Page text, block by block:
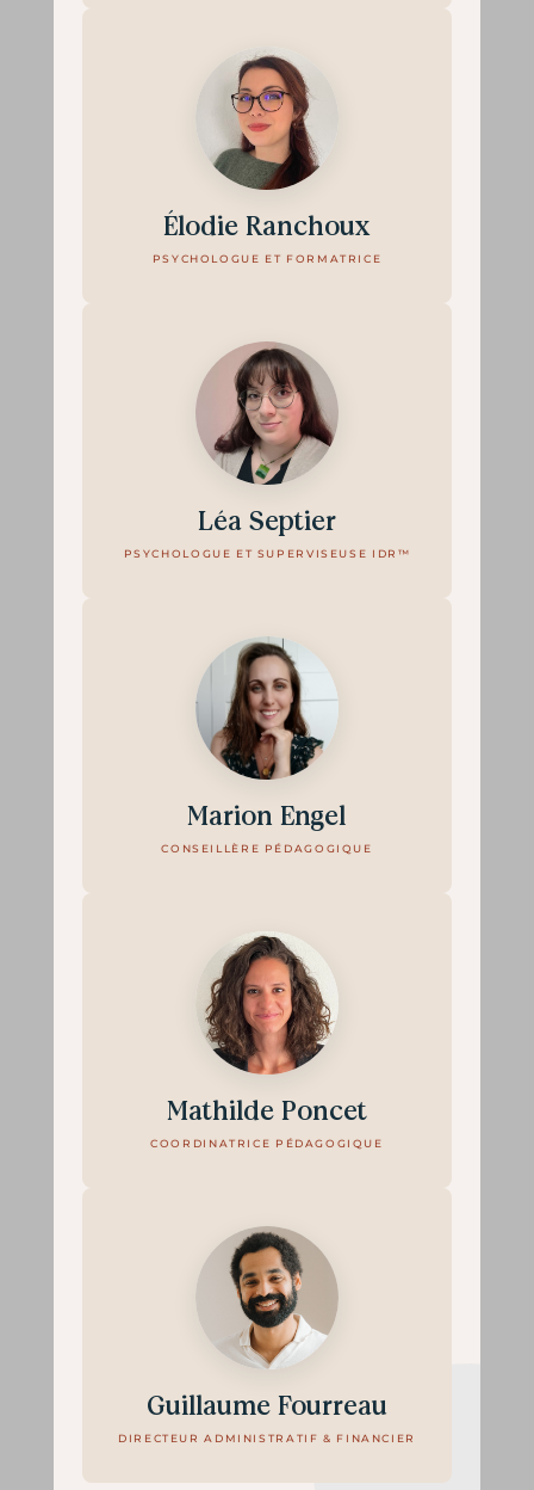
Élodie Ranchoux
PSYCHOLOGUE ET FORMATRICE
Léa Septier
PSYCHOLOGUE ET SUPERVISEUSE IDR™
Marion Engel
CONSEILLÈRE PÉDAGOGIQUE
Mathilde Poncet
COORDINATRICE PÉDAGOGIQUE
Guillaume Fourreau
DIRECTEUR ADMINISTRATIF & FINANCIER